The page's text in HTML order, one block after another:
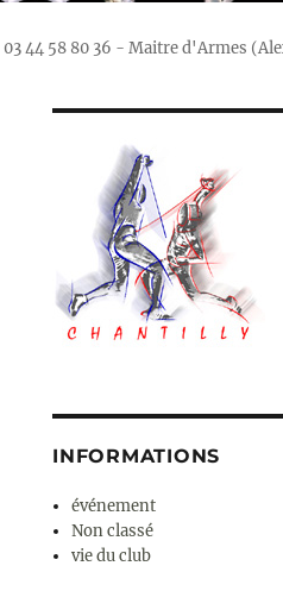
44 58 80 36 - Maitre d'Armes
INFORMATIONS
événement
Non classé
vie du club